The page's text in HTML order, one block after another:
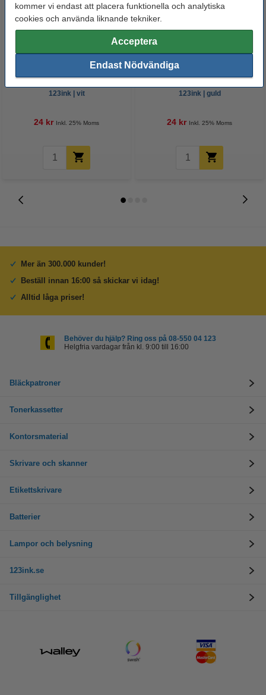
kommer vi endast att placera funktionella och analytiska
cookies och använda liknande tekniker.
Acceptera
Endast Nödvändiga
Kräppapper 250x50cm FSC® |
123ink | vit
24 kr Inkl. 25% Moms
Kräppapper 250x50cm FSC® |
123ink | guld
24 kr Inkl. 25% Moms
Mer än 300.000 kunder!
Beställ innan 16:00 så skickar vi idag!
Alltid låga priser!
Behöver du hjälp? Ring oss på 08-550 04 123
Helgfria vardagar från kl. 9:00 till 16:00
Bläckpatroner
Tonerkassetter
Kontorsmaterial
Skrivare och skanner
Etikettskrivare
Batterier
Lampor och belysning
123ink.se
Tillgänglighet